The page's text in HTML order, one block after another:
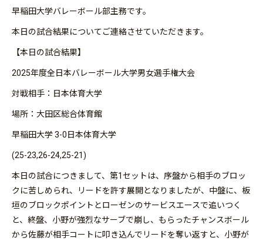
早稲田大学バレーボール部主務です。
本日の試合結果についてご連絡させていただきます。
【本日の試合結果】
2025年度全日本バレーボール大学男女選手権大会
対戦相手：日本体育大学
場所：大田区総合体育館
早稲田大学 3-0日本体育大学
(25-23,26-24,25-21)
本日の試合につきまして、第1セットは、序盤から相手のブロッ
クに苦しめられ、リードを許す展開となりましたが、中盤に、板
垣のブロックポイントとローゼンのサービスエースで追いつく
と、終盤、小野が強烈なサーブで崩し、もらったチャンスボール
から佐藤が相手コートに叩き込んでリードを奪い返すと、小野が